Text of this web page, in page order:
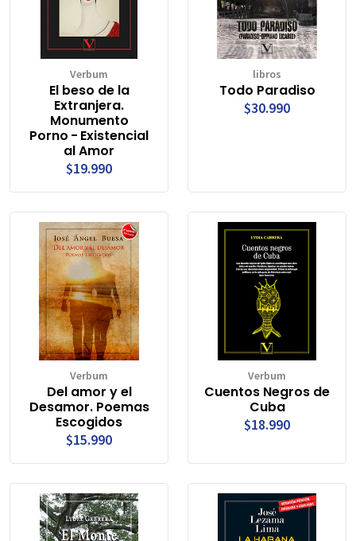
Verbum
El beso de la
Extranjera.
Monumento
Porno - Existencial
al Amor
$19.990
libros
Todo Paradiso
$30.990
Verbum
Del amor y el
Desamor. Poemas
Escogidos
$15.990
Verbum
Cuentos Negros de
Cuba
$18.990